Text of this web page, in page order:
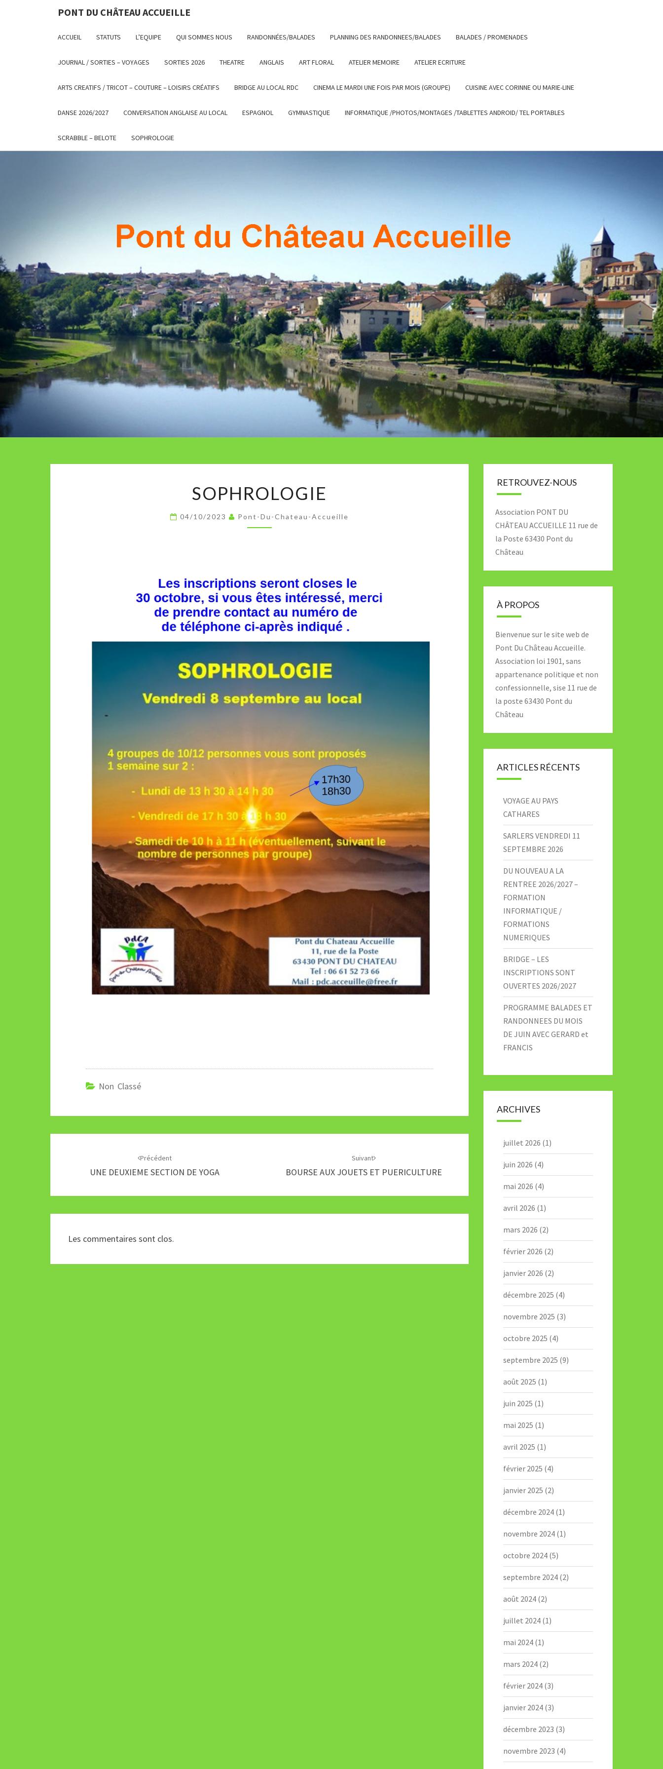
PONT DU CHÂTEAU ACCUEILLE
ACCUEIL STATUTS L’EQUIPE QUI SOMMES NOUS RANDONNÉES/BALADES PLANNING DES RANDONNEES/BALADES BALADES / PROMENADES
JOURNAL / SORTIES – VOYAGES SORTIES 2026 THEATRE ANGLAIS ART FLORAL ATELIER MEMOIRE ATELIER ECRITURE
ARTS CREATIFS / TRICOT – COUTURE – LOISIRS CRÉATIFS BRIDGE AU LOCAL RDC CINEMA LE MARDI UNE FOIS PAR MOIS (GROUPE) CUISINE AVEC CORINNE OU MARIE-LINE
DANSE 2026/2027 CONVERSATION ANGLAISE AU LOCAL ESPAGNOL GYMNASTIQUE INFORMATIQUE /PHOTOS/MONTAGES /TABLETTES ANDROID/ TEL PORTABLES
SCRABBLE – BELOTE SOPHROLOGIE
PONT DU
CHÂTEAU
ACCUEILLE
Association
Culturelle
De Pont Du
Chateau
SOPHROLOGIE
04/10/2023 Pont-Du-Chateau-Accueille
Non Classé
Précédent
UNE DEUXIEME SECTION DE YOGA
Suivant
BOURSE AUX JOUETS ET PUERICULTURE
Les commentaires sont clos.
RETROUVEZ-NOUS
Association PONT DU
CHÂTEAU ACCUEILLE 11 rue de
la Poste 63430 Pont du
Château
À PROPOS
Bienvenue sur le site web de
Pont Du Château Accueille.
Association loi 1901, sans
appartenance politique et non
confessionnelle, sise 11 rue de
la poste 63430 Pont du
Château
ARTICLES RÉCENTS
VOYAGE AU PAYS
CATHARES
SARLERS VENDREDI 11
SEPTEMBRE 2026
DU NOUVEAU A LA
RENTREE 2026/2027 –
FORMATION
INFORMATIQUE /
FORMATIONS
NUMERIQUES
BRIDGE – LES
INSCRIPTIONS SONT
OUVERTES 2026/2027
PROGRAMME BALADES ET
RANDONNEES DU MOIS
DE JUIN AVEC GERARD et
FRANCIS
ARCHIVES
juillet 2026 (1)
juin 2026 (4)
mai 2026 (4)
avril 2026 (1)
mars 2026 (2)
février 2026 (2)
janvier 2026 (2)
décembre 2025 (4)
novembre 2025 (3)
octobre 2025 (4)
septembre 2025 (9)
août 2025 (1)
juin 2025 (1)
mai 2025 (1)
avril 2025 (1)
février 2025 (4)
janvier 2025 (2)
décembre 2024(1)
novembre 2024(1)
octobre 2024(5)
septembre 2024(2)
août 2024(2)
juillet 2024(1)
mai 2024(1)
mars 2024(2)
février 2024(3)
janvier 2024(3)
décembre 2023 (3)
novembre 2023 (4)